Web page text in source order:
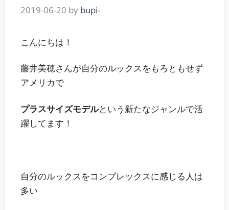
2019-06-20 by bupi-
こんにちは！
藤井美穂さんが自分のルックスをもろともせず
アメリカで
プラスサイズモデルという新たなジャンルで活
躍してます！
自分のルックスをコンプレックスに感じる人は
多い